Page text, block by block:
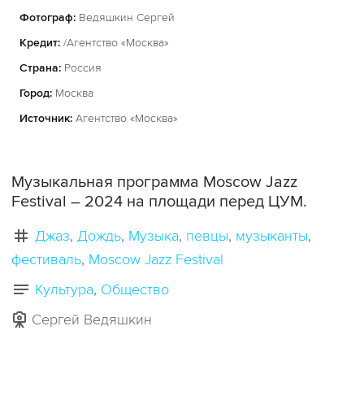
Фотограф: Ведяшкин Сергей
Кредит: /Агентство «Москва»
Страна: Россия
Город: Москва
Источник: Агентство «Москва»
Музыкальная программа Moscow Jazz
Festival – 2024 на площади перед ЦУМ.
Джаз Дождь Музыка певцы музыканты
фестиваль Moscow Jazz Festival
Культура Общество
Сергей Ведяшкин